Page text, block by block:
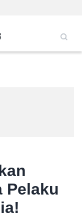
Pelaku